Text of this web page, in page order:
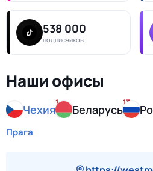
538 000
подписчиков
Наши офисы
Чехия
1
Беларусь
13
Прага